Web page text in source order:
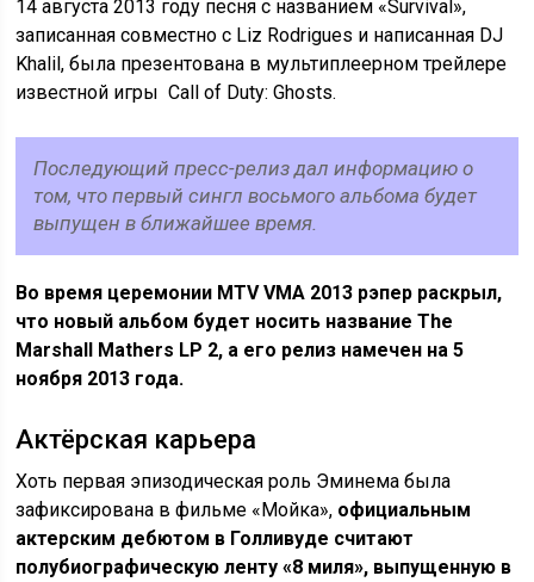
14 августа 2013 году песня с названием «Survival»,
записанная совместно с Liz Rodrigues и написанная DJ
Khalil, была презентована в мультиплеерном трейлере
известной игры Call of Duty: Ghosts.
Последующий пресс-релиз дал информацию о
том, что первый сингл восьмого альбома будет
выпущен в ближайшее время.
Во время церемонии MTV VMA 2013 рэпер раскрыл,
что новый альбом будет носить название The
Marshall Mathers LP 2, а его релиз намечен на 5
ноября 2013 года.
Актёрская карьера
Хоть первая эпизодическая роль Эминема была
зафиксирована в фильме «Мойка», официальным
актерским дебютом в Голливуде считают
полубиографическую ленту «8 миля», выпущенную в